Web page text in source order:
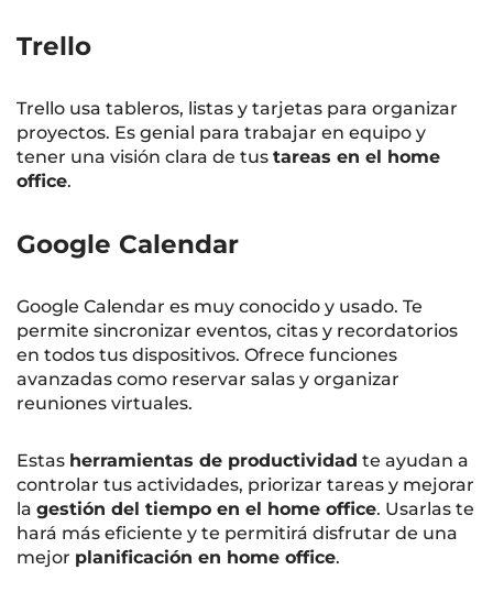
Trello
Trello usa tableros, listas y tarjetas para organizar
proyectos. Es genial para trabajar en equipo y
tener una visión clara de tus tareas en el home
office.
Google Calendar
Google Calendar es muy conocido y usado. Te
permite sincronizar eventos, citas y recordatorios
en todos tus dispositivos. Ofrece funciones
avanzadas como reservar salas y organizar
reuniones virtuales.
Estas herramientas de productividad te ayudan a
controlar tus actividades, priorizar tareas y mejorar
la gestión del tiempo en el home office. Usarlas te
hará más eficiente y te permitirá disfrutar de una
mejor planificación en home office.